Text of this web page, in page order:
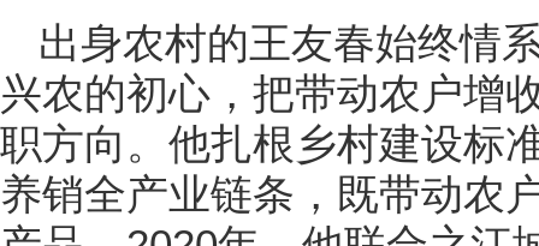
出身农村的王友春始终情
兴农的初心，把带动农户增
职方向。他扎根乡村建设标
养销全产业链条，既带动农